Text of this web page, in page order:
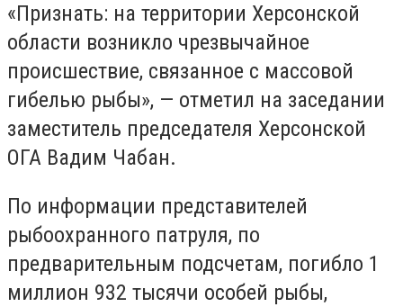
«Признать: на территории Херсонской
области возникло чрезвычайное
происшествие, связанное с массовой
гибелью рыбы», — отметил на заседании
заместитель председателя Херсонской
ОГА Вадим Чабан.
По информации представителей
рыбоохранного патруля, по
предварительным подсчетам, погибло 1
миллион 932 тысячи особей рыбы,